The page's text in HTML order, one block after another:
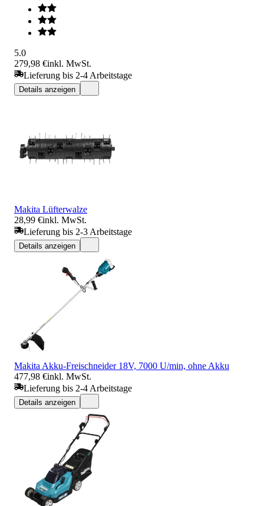
5.0
279,98 €inkl. MwSt.
Lieferung bis 2-4 Arbeitstage
Details anzeigen
Makita Lüfterwalze
28,99 €inkl. MwSt.
Lieferung bis 2-3 Arbeitstage
Details anzeigen
Makita Akku-Freischneider 18V, 7000 U/min, ohne Akku
477,98 €inkl. MwSt.
Lieferung bis 2-4 Arbeitstage
Details anzeigen